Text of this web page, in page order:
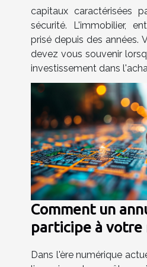
capitaux caractérisées
sécurité. L'immobilier,
prisé depuis des années.
devez vous souvenir
investissement dans
Comment un
participe à votre
Dans l'ère numérique